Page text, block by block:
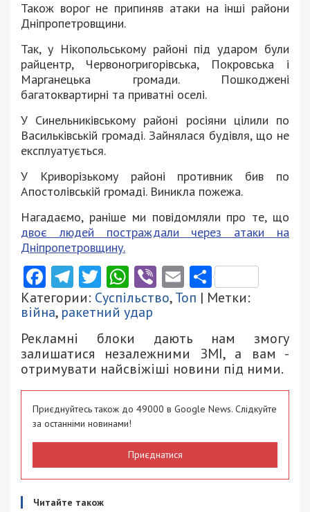
Також ворог не припиняв атаки на інші райони
Дніпропетровщини.
Так, у Нікопольському районі під ударом були
райцентр, Червоногригорівська, Покровська і
Марганецька громади. Пошкоджені
багатоквартирні та приватні оселі.
У Синельниківському районі росіяни цілили по
Васильківській громаді. Зайнялася будівля, що не
експлуатується.
У Криворізькому районі противник бив по
Апостолівській громаді. Виникла пожежа.
Нагадаємо, раніше ми повідомляли про те, що
двоє людей постраждали через атаки на
Дніпропетровщину.
Facebook
Telegram
Twitter
WhatsApp
ViberEmail
Категории: Суспільство,Топ | Метки:
війна, ракетний удар
Рекламні блоки дають нам змогу
залишатися незалежними ЗМІ, а вам -
отримувати найсвіжіші новини під ними.
Приєднуйтесь також до 49000 в Google News. Слідкуйте
за останніми новинами!
Приєднатися
Читайте також